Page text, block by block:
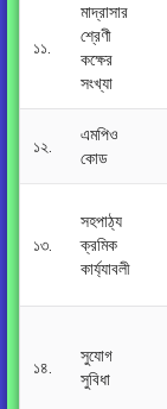
১১.
মাদ্রাসার
শ্রেণী
কক্ষের
সংখ্যা
১২.
এমপিও
কোড
১৩.
সহপাঠ্য
ক্রমিক
কার্য্যাবলী
১৪.
সুযোগ
সুবিধা